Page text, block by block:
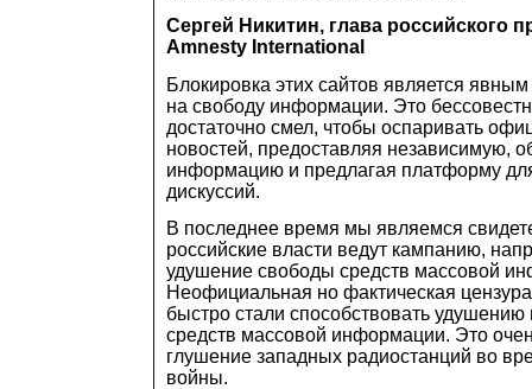
Сергей Никитин, глава российского
Amnesty International
Блокировка этих сайтов является
на свободу информации. Это
достаточно смел, чтобы оспаривать
новостей, предоставляя независимую,
информацию и предлагая платформу
дискуссий.
В последнее время мы являемся
российские власти ведут кампанию,
удушение свободы средств массовой
Неофициальная но фактическая
быстро стали способствовать
средств массовой информации. Это
глушение западных радиостанций во
войны.